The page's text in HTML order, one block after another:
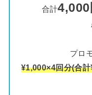
合計
プロ
¥1,000×4回分(合